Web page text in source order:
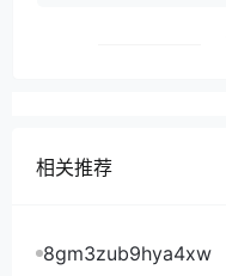
相关推荐
8gm3zub9hya4xw